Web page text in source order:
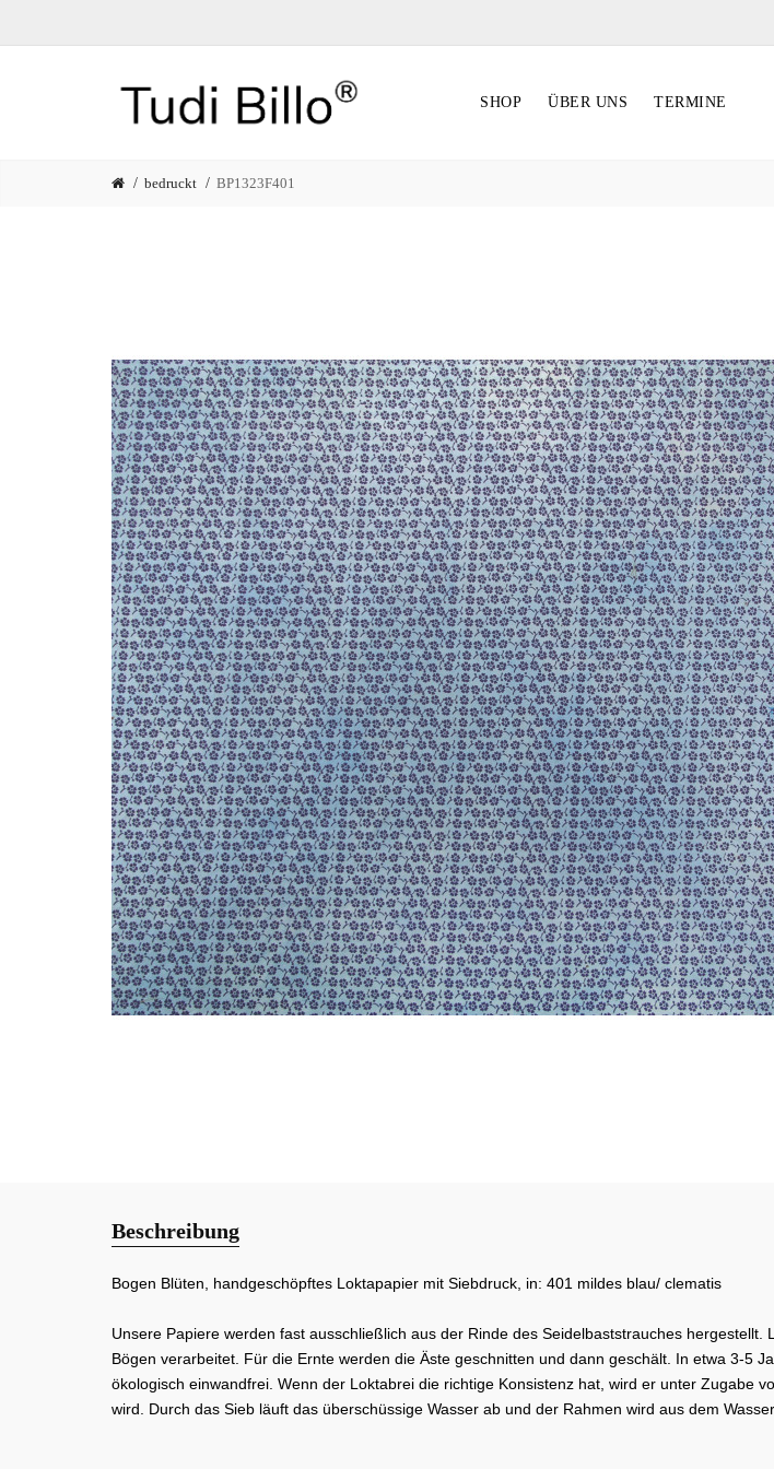
SHOP ÜBER UNS TERMINE
bedruckt BP1323F401
Beschreibung
Bogen Blüten, handgeschöpftes Loktapapier mit Siebdruck, in: 401 mildes blau/ clematis
Unsere Papiere werden fast ausschließlich aus der Rinde des Seidelbaststrauches
Bögen verarbeitet. Für die Ernte werden die Äste geschnitten und dann geschält. In etwa 3-5
ökologisch einwandfrei. Wenn der Loktabrei die richtige Konsistenz hat, wird er unter Zugabe
wird. Durch das Sieb läuft das überschüssige Wasser ab und der Rahmen wird aus dem